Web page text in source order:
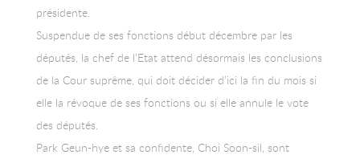
présidente.
Suspendue de ses fonctions début décembre par les
députés, la chef de l’Etat attend désormais les conclusions
de la Cour suprême, qui doit décider d’ici la fin du mois si
elle la révoque de ses fonctions ou si elle annule le vote
des députés.
Park Geun-hye et sa confidente, Choi Soon-sil, sont